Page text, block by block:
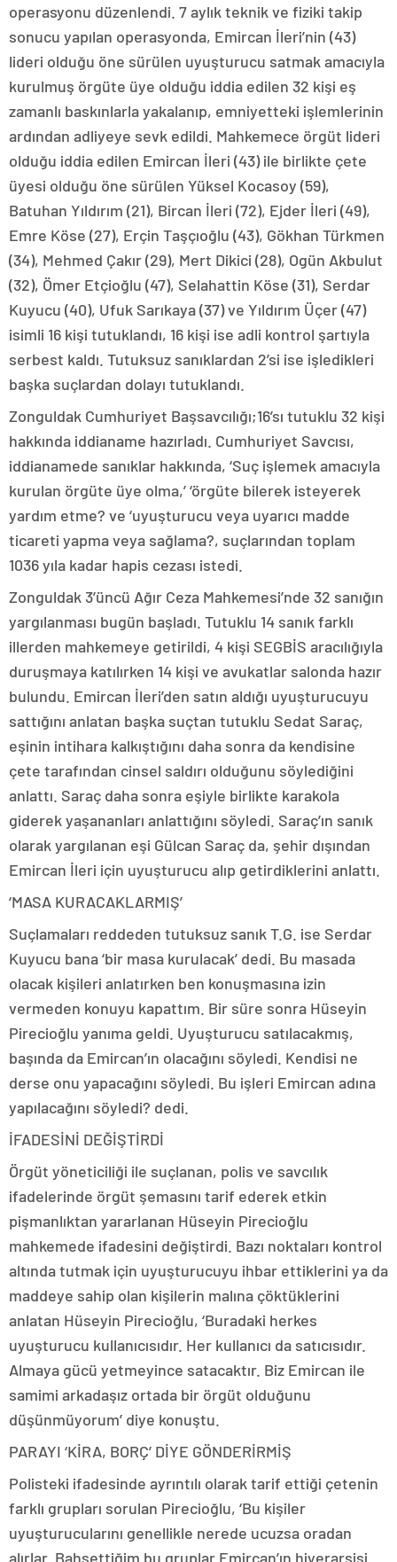
operasyonu düzenlendi. 7 aylık teknik ve fiziki takip
sonucu yapılan operasyonda, Emircan İleri’nin (43)
lideri olduğu öne sürülen uyuşturucu satmak amacıyla
kurulmuş örgüte üye olduğu iddia edilen 32 kişi eş
zamanlı baskınlarla yakalanıp, emniyetteki işlemlerinin
ardından adliyeye sevk edildi. Mahkemece örgüt lideri
olduğu iddia edilen Emircan İleri (43) ile birlikte çete
üyesi olduğu öne sürülen Yüksel Kocasoy (59),
Batuhan Yıldırım (21), Bircan İleri (72), Ejder İleri (49),
Emre Köse (27), Erçin Taşçıoğlu (43), Gökhan Türkmen
(34), Mehmed Çakır (29), Mert Dikici (28), Ogün Akbulut
(32), Ömer Etçioğlu (47), Selahattin Köse (31), Serdar
Kuyucu (40), Ufuk Sarıkaya (37) ve Yıldırım Üçer (47)
isimli 16 kişi tutuklandı, 16 kişi ise adli kontrol şartıyla
serbest kaldı. Tutuksuz sanıklardan 2’si ise işledikleri
başka suçlardan dolayı tutuklandı.
Zonguldak Cumhuriyet Başsavcılığı;16’sı tutuklu 32 kişi
hakkında iddianame hazırladı. Cumhuriyet Savcısı,
iddianamede sanıklar hakkında, ‘Suç işlemek amacıyla
kurulan örgüte üye olma,’ ‘örgüte bilerek isteyerek
yardım etme? ve ‘uyuşturucu veya uyarıcı madde
ticareti yapma veya sağlama?, suçlarından toplam
1036 yıla kadar hapis cezası istedi.
Zonguldak 3’üncü Ağır Ceza Mahkemesi’nde 32 sanığın
yargılanması bugün başladı. Tutuklu 14 sanık farklı
illerden mahkemeye getirildi, 4 kişi SEGBİS aracılığıyla
duruşmaya katılırken 14 kişi ve avukatlar salonda hazır
bulundu. Emircan İleri’den satın aldığı uyuşturucuyu
sattığını anlatan başka suçtan tutuklu Sedat Saraç,
eşinin intihara kalkıştığını daha sonra da kendisine
çete tarafından cinsel saldırı olduğunu söylediğini
anlattı. Saraç daha sonra eşiyle birlikte karakola
giderek yaşananları anlattığını söyledi. Saraç’ın sanık
olarak yargılanan eşi Gülcan Saraç da, şehir dışından
Emircan İleri için uyuşturucu alıp getirdiklerini anlattı.
‘MASA KURACAKLARMIŞ’
Suçlamaları reddeden tutuksuz sanık T.G. ise Serdar
Kuyucu bana ‘bir masa kurulacak’ dedi. Bu masada
olacak kişileri anlatırken ben konuşmasına izin
vermeden konuyu kapattım. Bir süre sonra Hüseyin
Pirecioğlu yanıma geldi. Uyuşturucu satılacakmış,
başında da Emircan’ın olacağını söyledi. Kendisi ne
derse onu yapacağını söyledi. Bu işleri Emircan adına
yapılacağını söyledi? dedi.
İFADESİNİ DEĞİŞTİRDİ
Örgüt yöneticiliği ile suçlanan, polis ve savcılık
ifadelerinde örgüt şemasını tarif ederek etkin
pişmanlıktan yararlanan Hüseyin Pirecioğlu
mahkemede ifadesini değiştirdi. Bazı noktaları kontrol
altında tutmak için uyuşturucuyu ihbar ettiklerini ya da
maddeye sahip olan kişilerin malına çöktüklerini
anlatan Hüseyin Pirecioğlu, ‘Buradaki herkes
uyuşturucu kullanıcısıdır. Her kullanıcı da satıcısıdır.
Almaya gücü yetmeyince satacaktır. Biz Emircan ile
samimi arkadaşız ortada bir örgüt olduğunu
düşünmüyorum’ diye konuştu.
PARAYI ‘KİRA, BORÇ’ DİYE GÖNDERİRMİŞ
Polisteki ifadesinde ayrıntılı olarak tarif ettiği çetenin
farklı grupları sorulan Pirecioğlu, ‘Bu kişiler
uyuşturucularını genellikle nerede ucuzsa oradan
alırlar. Bahsettiğim bu gruplar Emircan’ın hiyerarşisi